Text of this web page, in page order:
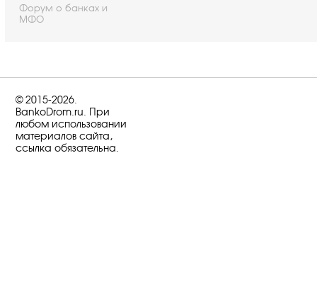
Форум о банках и
МФО
© 2015-2026.
BankoDrom.ru. При
любом использовании
материалов сайта,
ссылка обязательна.